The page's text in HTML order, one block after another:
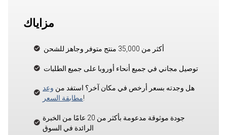
مزاياك
أكثر من 35,000 منتج متوفر وجاهز للشحن
توصيل مجاني في جميع أنحاء أوروبا على جميع الطلبات
هل وجدته بسعر أرخص في مكان آخر؟ استفد من وعد
مطابقة السعر!
جودة موثوقة مدعومة بأكثر من 20 عامًا من الخبرة
الرائدة في السوق